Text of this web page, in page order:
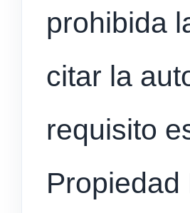
prohibida
citar la
requisito
Propiedad